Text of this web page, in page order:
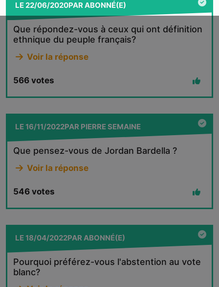
LE22/06/2020PARABONNÉ(E)
Que répondez-vous à ceux qui ont définition
ethnique du peuple français?
Voir la réponse
566 votes
LE16/11/2022PAR PIERRE SEMAINE
Que pensez-vous de Jordan Bardella ?
Voir la réponse
546 votes
LE18/04/2022PAR ABONNÉ(E)
Pourquoi préférez-vous l'abstention au vote
blanc?